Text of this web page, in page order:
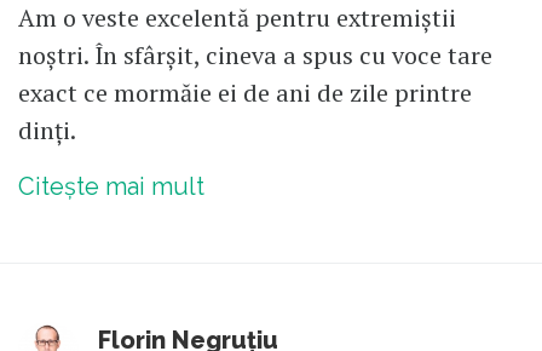
Am o veste excelentă pentru extremiștii
noștri. În sfârșit, cineva a spus cu voce tare
exact ce mormăie ei de ani de zile printre
dinți.
Citește mai mult
Florin Negruțiu